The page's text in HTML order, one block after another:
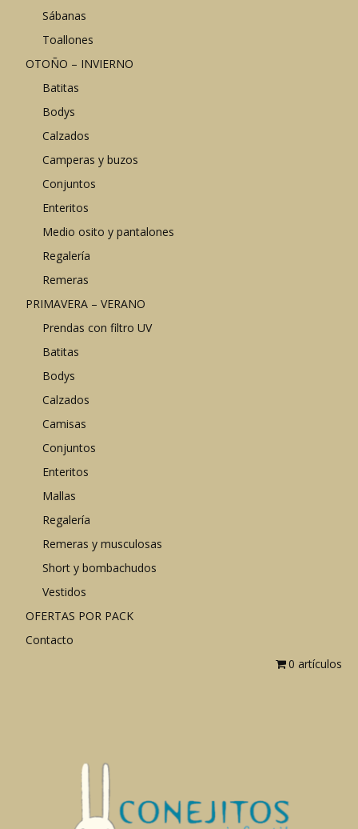
Sábanas
Toallones
OTOÑO – INVIERNO
Batitas
Bodys
Calzados
Camperas y buzos
Conjuntos
Enteritos
Medio osito y pantalones
Regalería
Remeras
PRIMAVERA – VERANO
Prendas con filtro UV
Batitas
Bodys
Calzados
Camisas
Conjuntos
Enteritos
Mallas
Regalería
Remeras y musculosas
Short y bombachudos
Vestidos
OFERTAS POR PACK
Contacto
0 artículos